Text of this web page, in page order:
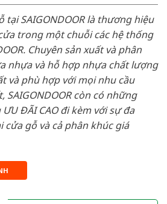
tại SAIGONDOOR là thương hiệu
trong một chuỗi các hệ thống
Chuyên sản xuất và phân
nhựa và hỗ hợp nhựa chất lượng
và phù hợp với mọi nhu cầu
SAIGONDOOR còn có những
ĐÃI CAO đi kèm với sự đa
cửa gỗ và cả phân khúc giá